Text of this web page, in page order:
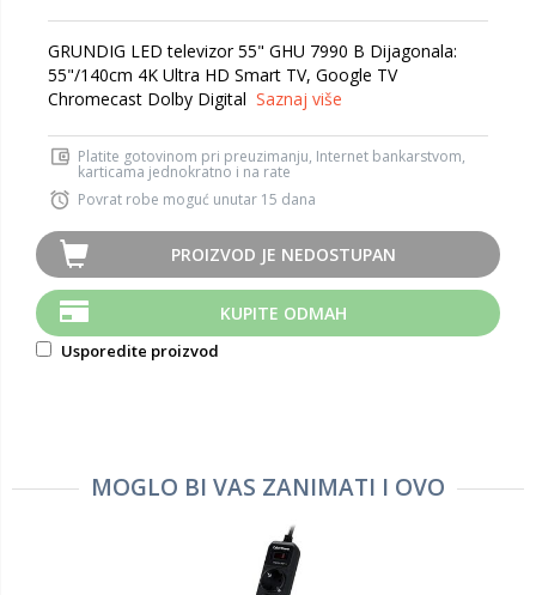
GRUNDIG LED televizor 55" GHU 7990 B Dijagonala:
55"/140cm 4K Ultra HD Smart TV, Google TV
Chromecast Dolby Digital Saznaj više
Platite gotovinom pri preuzimanju, Internet bankarstvom,
karticama jednokratno i na rate
Povrat robe moguć unutar 15 dana
PROIZVOD JE NEDOSTUPAN
KUPITE ODMAH
Usporedite proizvod
MOGLO BI VAS ZANIMATI I OVO